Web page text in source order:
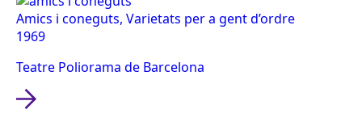
Amics i coneguts, Varietats per a gent d’ordre
1969
Teatre Poliorama de Barcelona